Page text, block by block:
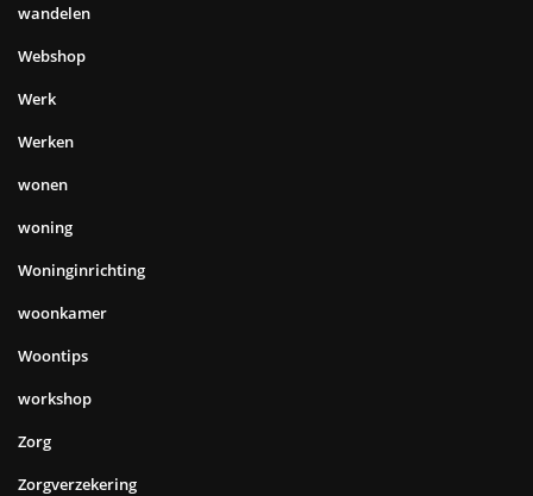
wandelen
Webshop
Werk
Werken
wonen
woning
Woninginrichting
woonkamer
Woontips
workshop
Zorg
Zorgverzekering